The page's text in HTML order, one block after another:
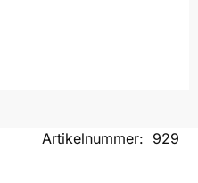
Artikelnummer: 929